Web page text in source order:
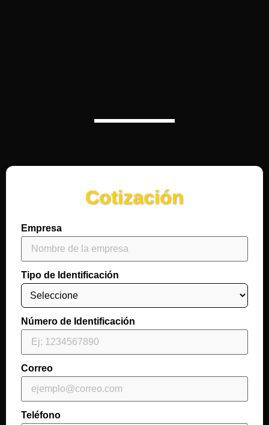
Cotización
Empresa
Tipo de Identificación
Número de Identificación
Correo
Teléfono